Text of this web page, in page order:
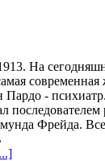
На
Пардо -
Фрейда.